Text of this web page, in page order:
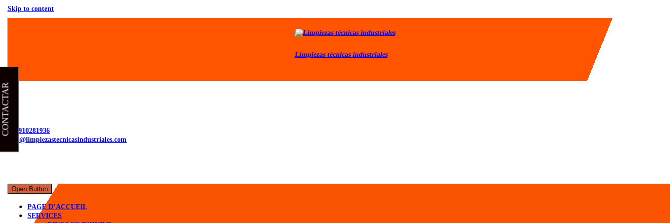
Skip to content
Limpiezas técnicas industriales
+34910281936
info@limpiezastecnicasindustriales.com
Open Button
PAGE D’ACCUEIL
SERVICES
CONTACTAR